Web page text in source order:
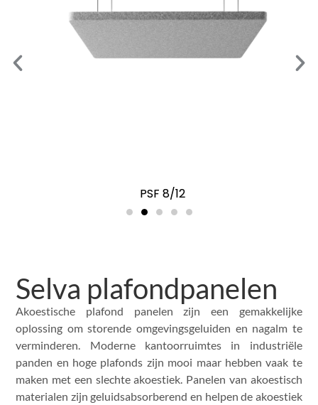
PSF 8/12
Selva plafondpanelen
Akoestische plafond panelen zijn een gemakkelijke
oplossing om storende omgevingsgeluiden en nagalm te
verminderen. Moderne kantoorruimtes in industriële
panden en hoge plafonds zijn mooi maar hebben vaak te
maken met een slechte akoestiek. Panelen van akoestisch
materialen zijn geluidsabsorberend en helpen de akoestiek